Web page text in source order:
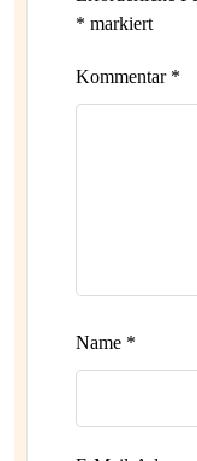
* markiert
Kommentar *
Name *